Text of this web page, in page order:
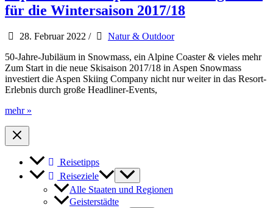
Colorado
für die Wintersaison 2017/18
28. Februar 2022 /
Natur & Outdoor
50-Jahre-Jubiläum in Snowmass, ein Alpine Coaster & vieles mehr
Zum Start in die neue Skisaison 2017/18 in Aspen Snowmass
investiert die Aspen Skiing Company nicht nur weiter in das Resort-
Erlebnis durch große Headliner-Events,
Aspen
präsentiert
Neuigkeiten
Wintersaison
mehr »
Reisetipps
Reiseziele
Alle Staaten und Regionen
Geisterstädte